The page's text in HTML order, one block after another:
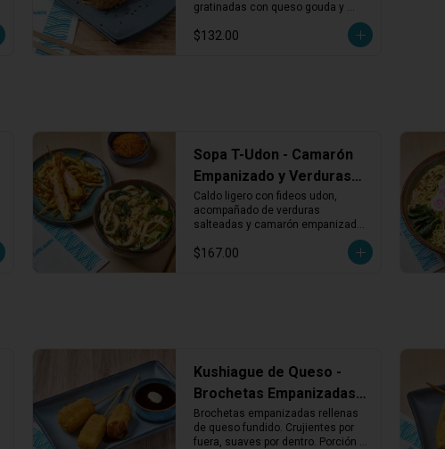
gratinadas con queso gouda y
bañadas con salsa mayo sriracha.
$132.00
Sopa T-Udon - Camarón
Empanizado y Verduras
en Caldo Udon
Caldo ligero con fideos udon,
acompañado de verduras
salteadas y camarón empanizado.
textura suave y crujiente en cada
$167.00
Kushiague de Queso -
Brochetas Empanizadas
Rellenas de Queso
Fundido (3 pzas)
Brochetas empanizadas rellenas
de queso fundido. Crujientes por
fuera, suaves por dentro. Porción